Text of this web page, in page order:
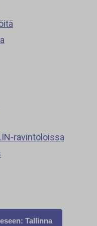
ravintoloissa
Tallinna